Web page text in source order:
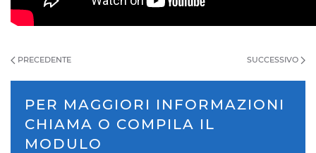
PRECEDENTE SUCCESSIVO
PER MAGGIORI INFORMAZIONI
CHIAMA O COMPILA IL
MODULO